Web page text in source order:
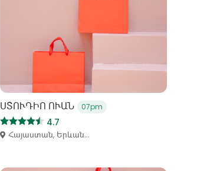
ՍՏՈՒԴԻՈ ՈՒԱՆ 07pm
4.7
Հայաստան, Երևան...